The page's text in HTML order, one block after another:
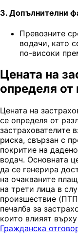
3. Допълнителни
Превозните
водачи, като
по-високи
Цената на
определя
Цената на
се определя от
застрахователите
риска, свързан с
покритие на
водач. Основната
да се генерира
на очакваните
на трети лица в
произшествие
печалба за
които влияят
Гражданска